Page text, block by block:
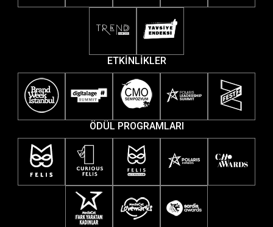
ETKİNLİKLER
ÖDÜL PROGRAMLARI